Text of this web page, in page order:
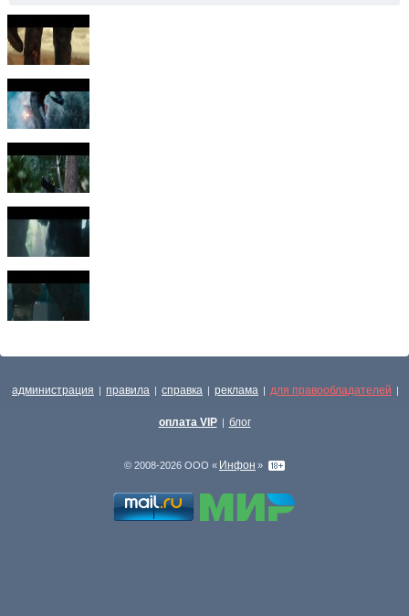
администрация | правила | справка | реклама | для правообладателей |
оплата VIP | блог
© 2008-2026 ООО « Инфон »